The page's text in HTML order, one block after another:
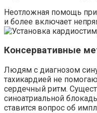
Неотложная помощь при
и более включает
Консервативные
Людям с диагнозом
тахикардией не
сердечный ритм.
синоатриальной
ставится вопрос об